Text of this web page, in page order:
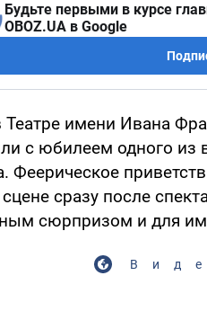
Будьте первыми в курсе
OBOZ.UA в Google
Театре имени Ивана
с юбилеем одного из
Феерическое
сразу после
сюрпризом и для